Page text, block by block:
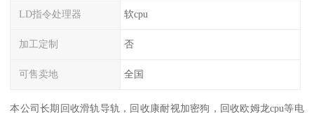
LD指令处理器 软cpu
加工定制 否
可售卖地 全国
本公司长期回收滑轨导轨，回收康耐视加密狗，回收欧姆龙cpu等电